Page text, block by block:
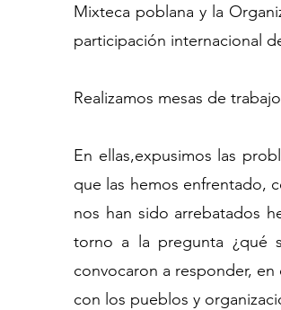
Mixteca poblana y la
participación internacional
Realizamos mesas de
En ellas,expusimos las
que las hemos enfrentado,
nos han sido arrebatados
torno a la pregunta ¿qué
convocaron a responder,
con los pueblos y